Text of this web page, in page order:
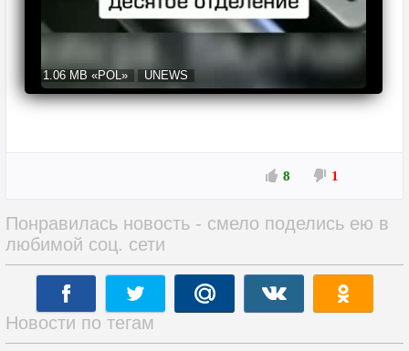
1.06 MB «POL» UNEWS
8 1
Понравилась новость - смело поделись ею в
любимой соц. сети
Новости по тегам